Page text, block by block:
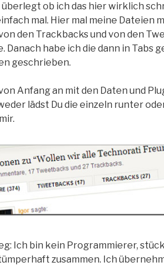
überlegt ob ich das hier wirklich
mal. Hier mal meine Dateien
den Trackbacks und von den
Danach habe ich die dann in Tabs
geschrieben.
Anfang an mit den Daten und
lädst Du die einzeln runter
Ich bin kein Programmierer,
zusammen. Ich